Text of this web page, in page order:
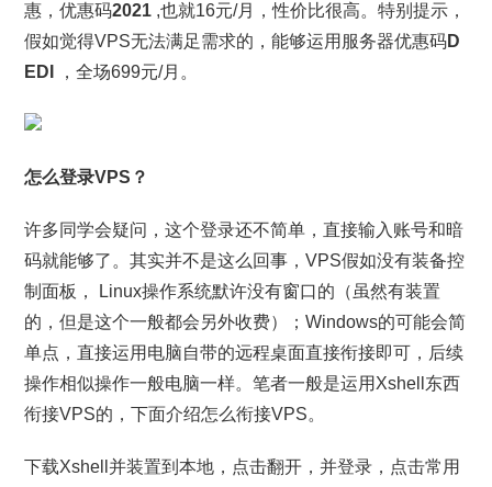
惠，优惠码2021 ,也就16元/月，性价比很高。特别提示，
假如觉得VPS无法满足需求的，能够运用服务器优惠码D
EDI
，全场699元/月。
怎么登录VPS？
许多同学会疑问，这个登录还不简单，直接输入账号和暗
码就能够了。其实并不是这么回事，VPS假如没有装备控
制面板， Linux操作系统默许没有窗口的（虽然有装置
的，但是这个一般都会另外收费）；Windows的可能会简
单点，直接运用电脑自带的远程桌面直接衔接即可，后续
操作相似操作一般电脑一样。笔者一般是运用Xshell东西
衔接VPS的，下面介绍怎么衔接VPS。
下载Xshell并装置到本地，点击翻开，并登录，点击常用